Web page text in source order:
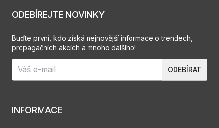
INFORMACE
ODEBÍREJTE NOVINKY
Buďte první, kdo získá nejnovější informace o trendech,
propagačních akcích a mnoho dalšího!
ODEBÍRAT